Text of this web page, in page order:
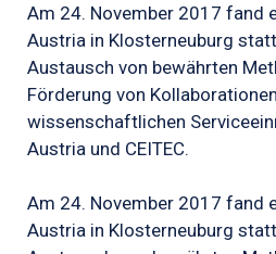
Am 24. November 2017 fand
Austria in Klosterneuburg
Austausch von bewährten
Förderung von
wissenschaftlichen
Austria und CEITEC.
Am 24. November 2017 fand
Austria in Klosterneuburg